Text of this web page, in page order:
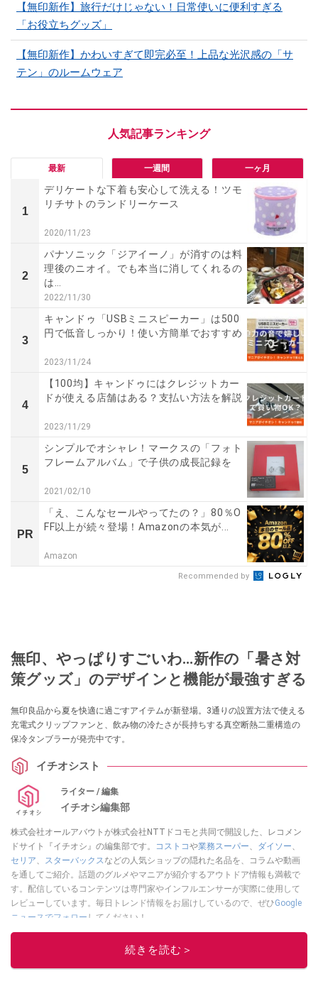
【無印新作】旅行だけじゃない！日常使いに便利すぎる
「お役立ちグッズ」
【無印新作】かわいすぎて即完必至！上品な光沢感の「サ
テン」のルームウェア
最新 一週間 一ヶ月
1
デリケートな下着も安心して洗える！ツモ
リチサトのランドリーケース
2020/11/23
2
パナソニック「ジアイーノ」が消すのは料
理後のニオイ。でも本当に消してくれるの
は…
2022/11/30
3
キャンドゥ「USBミニスピーカー」は500
円で低音しっかり！使い方簡単でおすすめ
2023/11/24
4
【100均】キャンドゥにはクレジットカー
ドが使える店舗はある？支払い方法を解説
2023/11/29
5
シンプルでオシャレ！マークスの「フォト
フレームアルバム」で子供の成長記録を
2021/02/10
PR
「え、こんなセールやってたの？」80％O
FF以上が続々登場！Amazonの本気が...
Amazon
Recommended by
無印、やっぱりすごいわ…新作の「暑さ対
策グッズ」のデザインと機能が最強すぎる
無印良品から夏を快適に過ごすアイテムが新登場。3通りの設置方法で使える
充電式クリップファンと、飲み物の冷たさが長持ちする真空断熱二重構造の
保冷タンブラーが発売中です。
イチオシスト
ライター / 編集
イチオシ編集部
株式会社オールアバウトが株式会社NTTドコモと共同で開設した、レコメン
ドサイト『イチオシ』の編集部です。
コストコや業務スーパー、 ダイソー、
セリア、 スターバックスなどの人気ショップの隠れた名品を、コラムや動画
を通してご紹介。話題のグルメやマニアが紹介するアウトドア情報も満載で
す。配信しているコンテンツは専門家やインフルエンサーが実際に使用して
レビューしています。毎日トレンド情報をお届けしているので、ぜひGoogle
ニュースでフォロー してください！
続きを読む＞